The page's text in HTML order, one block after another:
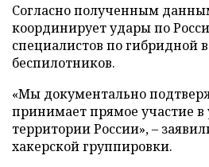
Согласно полученным
координирует удары по
специалистов по гибридной
беспилотников.
«Мы документально
принимает прямое участие в
территории России», –
хакерской группировки.